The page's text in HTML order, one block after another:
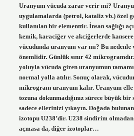
Uranyum vücuda zarar verir mi?
uygulamalarda (petrol, kataliz vb.) özel
kullanılan bir elementtir. İnsan sağlığı
kemik, karaciğer ve akciğerlerde
vücudunda uranyum var mı? Bu
önemlidir. Günlük sınır 42
yoluyla vücuda giren uranyumun
normal yolla atılır. Sonuç olarak,
mikrogram uranyum kalır. Uranyum
tozuna dokunmadığınız sürece büyük
sadece ellerinizi yıkayın. Doğada
izotopu U238’dir. U238 sindirim
açmasa da, diğer izotoplar…